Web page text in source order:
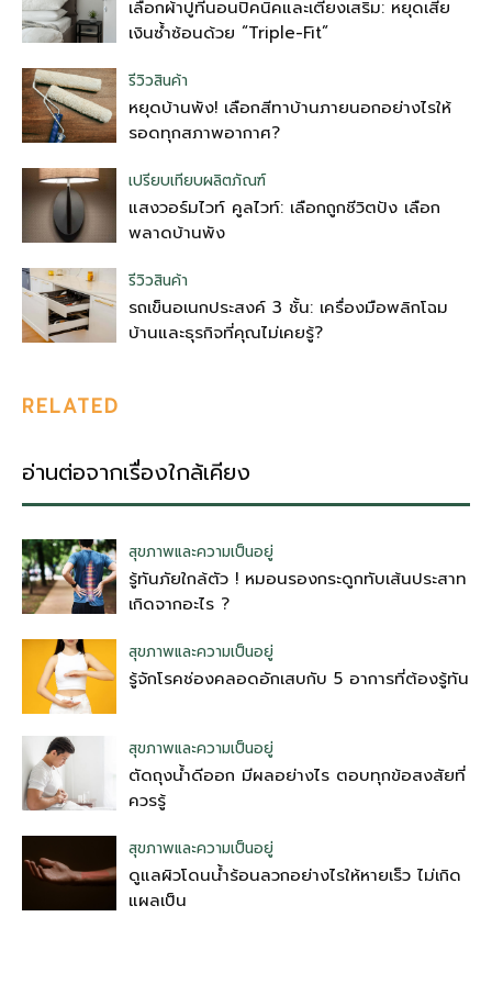
เลือกผ้าปูที่นอนปิคนิคและเตียงเสริม: หยุดเสีย
เงินซ้ำซ้อนด้วย “Triple-Fit”
รีวิวสินค้า
หยุดบ้านพัง! เลือกสีทาบ้านภายนอกอย่างไรให้
รอดทุกสภาพอากาศ?
เปรียบเทียบผลิตภัณฑ์
แสงวอร์มไวท์ คูลไวท์: เลือกถูกชีวิตปัง เลือก
พลาดบ้านพัง
รีวิวสินค้า
รถเข็นอเนกประสงค์ 3 ชั้น: เครื่องมือพลิกโฉม
บ้านและธุรกิจที่คุณไม่เคยรู้?
RELATED
อ่านต่อจากเรื่องใกล้เคียง
สุขภาพและความเป็นอยู่
รู้ทันภัยใกล้ตัว ! หมอนรองกระดูกทับเส้นประสาท
เกิดจากอะไร ?
สุขภาพและความเป็นอยู่
รู้จักโรคช่องคลอดอักเสบกับ 5 อาการที่ต้องรู้ทัน
สุขภาพและความเป็นอยู่
ตัดถุงน้ําดีออก มีผลอย่างไร ตอบทุกข้อสงสัยที่
ควรรู้
สุขภาพและความเป็นอยู่
ดูแลผิวโดนน้ำร้อนลวกอย่างไรให้หายเร็ว ไม่เกิด
แผลเป็น